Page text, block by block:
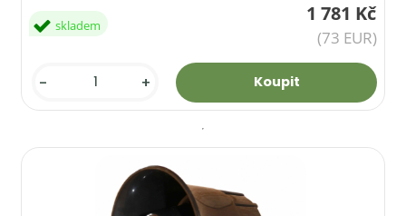
1 781 Kč
(73 EUR)
skladem
- +